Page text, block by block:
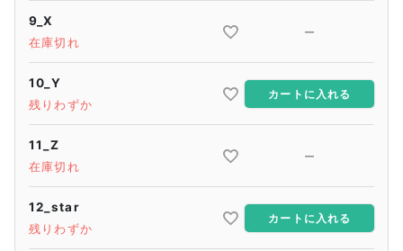
9_X
在庫切れ
—
10_Y
残りわずか
カートに入れる
11_Z
在庫切れ
—
12_star
残りわずか
カートに入れる